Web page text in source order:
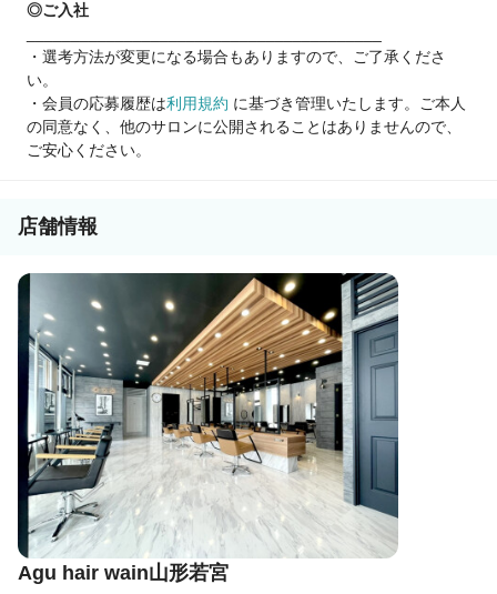
Agu.は今までの実績があるのでご安心下さい。
ご興味を少しでも持って頂けましたら、
ご応募下さい。
◎ご入社
・選考方法が変更になる場合もありますので、ご了承くださ
い。
・会員の応募履歴は利用規約 に基づき管理いたします。ご本人
の同意なく、他のサロンに公開されることはありませんので、
ご安心ください。
店舗情報
Agu hair wain山形若宮